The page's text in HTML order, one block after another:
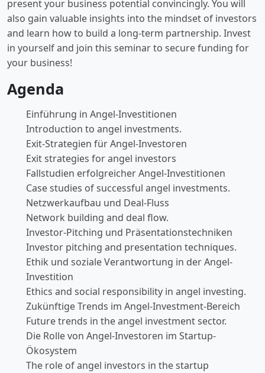
present your business potential convincingly. You will
also gain valuable insights into the mindset of investors
and learn how to build a long-term partnership. Invest
in yourself and join this seminar to secure funding for
your business!
Agenda
Einführung in Angel-Investitionen
Introduction to angel investments.
Exit-Strategien für Angel-Investoren
Exit strategies for angel investors
Fallstudien erfolgreicher Angel-Investitionen
Case studies of successful angel investments.
Netzwerkaufbau und Deal-Fluss
Network building and deal flow.
Investor-Pitching und Präsentationstechniken
Investor pitching and presentation techniques.
Ethik und soziale Verantwortung in der Angel-
Investition
Ethics and social responsibility in angel investing.
Zukünftige Trends im Angel-Investment-Bereich
Future trends in the angel investment sector.
Die Rolle von Angel-Investoren im Startup-
Ökosystem
The role of angel investors in the startup